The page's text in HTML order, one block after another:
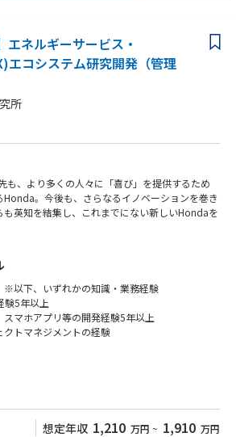
宅勤務可能です。
している人が大半です。
合は出社のケースが多いです。
SOC 2 などの業界標準や規制の知識
エネルギーサービス・
コシステム研究開発（管理
所
も、より多くの人々に「喜び」を提供するため
Honda。今後も、さらなるイノベーションを巻き
英知を結集し、これまでにない新しいHondaを
ンエネルギーでつなぎ、安心・安全な「移動」
め、カーボンニュートラルを加速する電動コア
大化するエネルギーエコシステムを創出し、社会
その上で、エネルギーシステム技術と事業と連
化し、カーボンフリー社会の実現に貢献するた
ます。
ウェア開発（クラウド、サーバー、アプリ、デー
ーディングを担うポジションです。
るエネルギーV2Xエコシステム実現に向けて家電
※以下、いずれかの知識・業務経験
験5年以上
スマホアプリ等の開発経験5年以上
クトマネジメントの経験
しい経験・スキル】
/送配電/系統制御 等)に関する知見
る知見
に抵抗のない方）
想定年収 1,210 万円 ~ 1,910 万円